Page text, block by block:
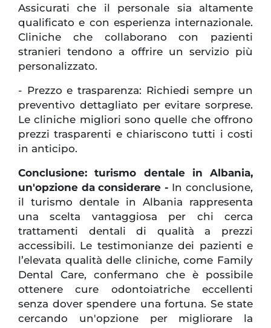
Assicurati che il personale sia altamente
qualificato e con esperienza internazionale.
Cliniche che collaborano con pazienti
stranieri tendono a offrire un servizio più
personalizzato.
- Prezzo e trasparenza: Richiedi sempre un
preventivo dettagliato per evitare sorprese.
Le cliniche migliori sono quelle che offrono
prezzi trasparenti e chiariscono tutti i costi
in anticipo.
Conclusione: turismo dentale in Albania,
un'opzione da considerare - In conclusione,
il turismo dentale in Albania rappresenta
una scelta vantaggiosa per chi cerca
trattamenti dentali di qualità a prezzi
accessibili. Le testimonianze dei pazienti e
l’elevata qualità delle cliniche, come Family
Dental Care, confermano che è possibile
ottenere cure odontoiatriche eccellenti
senza dover spendere una fortuna. Se state
cercando un'opzione per migliorare la